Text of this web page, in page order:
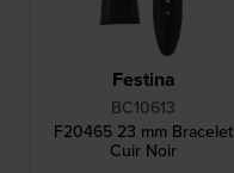
Festina
BC10613
F20465 23 mm Bracelet
Cuir Noir